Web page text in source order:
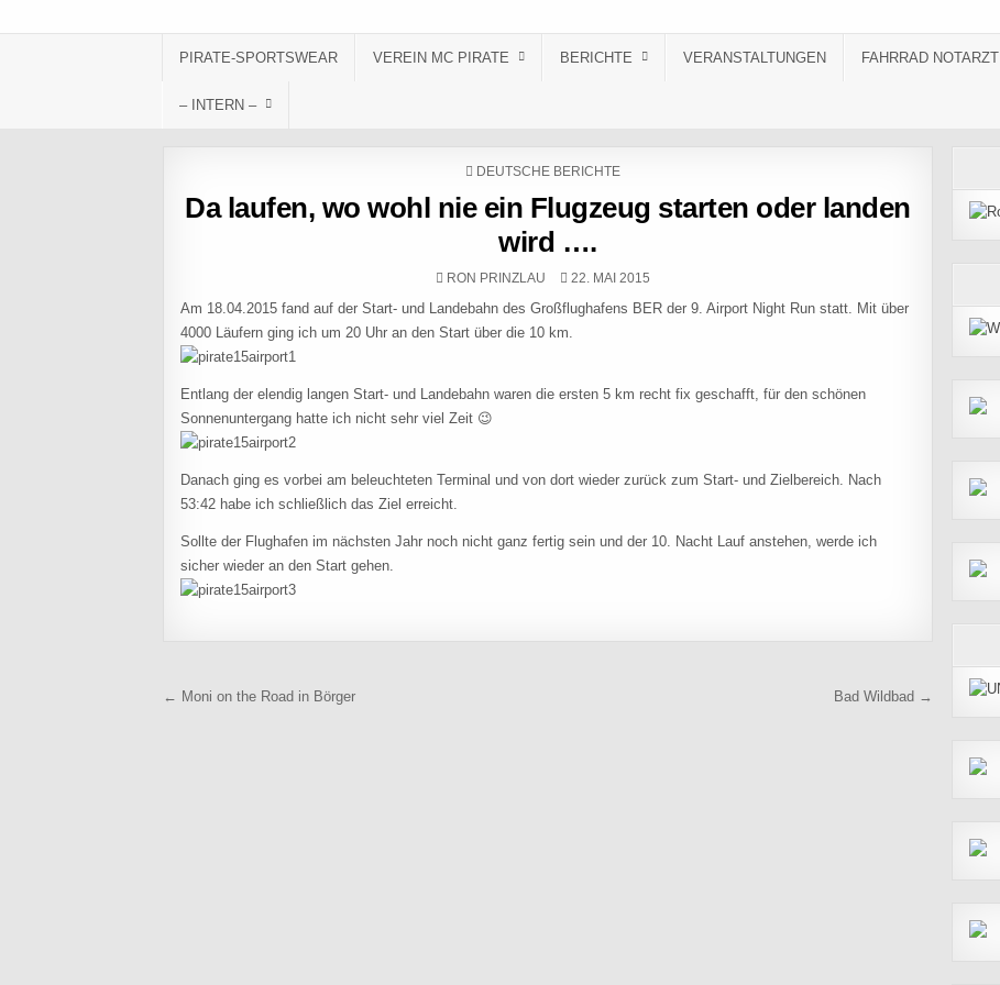
PIRATE-SPORTSWEAR VEREIN MC PIRATE BERICHTE VERANSTALTUNGEN FAHRRAD NOTARZT
– INTERN –
POSTED IN
DEUTSCHE BERICHTE
Da laufen, wo wohl nie ein Flugzeug starten oder landen
wird ….
AUTHOR:
RON PRINZLAU PUBLISHED DATE:
22. MAI 2015
Am 18.04.2015 fand auf der Start- und Landebahn des Großflughafens BER der 9. Airport Night Run statt. Mit über
4000 Läufern ging ich um 20 Uhr an den Start über die 10 km.
Entlang der elendig langen Start- und Landebahn waren die ersten 5 km recht fix geschafft, für den schönen
Sonnenuntergang hatte ich nicht sehr viel Zeit 😉
Danach ging es vorbei am beleuchteten Terminal und von dort wieder zurück zum Start- und Zielbereich. Nach
53:42 habe ich schließlich das Ziel erreicht.
Sollte der Flughafen im nächsten Jahr noch nicht ganz fertig sein und der 10. Nacht Lauf anstehen, werde ich
sicher wieder an den Start gehen.
Beitragsnavigation
← Moni on the Road in Börger Bad Wildbad →